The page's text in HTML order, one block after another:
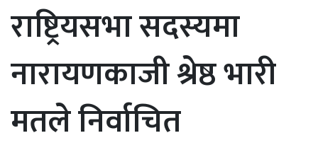
राष्ट्रियसभा सदस्यमा
नारायणकाजी श्रेष्ठ भारी
मतले निर्वाचित